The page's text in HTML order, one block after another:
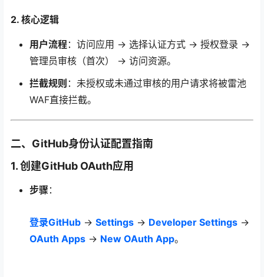
2. 核心逻辑
用户流程：访问应用 → 选择认证方式 → 授权登录 →
管理员审核（首次） → 访问资源。
拦截规则 ：未授权或未通过审核的用户请求将被雷池
WAF直接拦截。
二、GitHub身份认证配置指南
1. 创建GitHub OAuth应用
步骤 ：
登录GitHub → Settings → Developer Settings →
OAuth Apps → New OAuth App。